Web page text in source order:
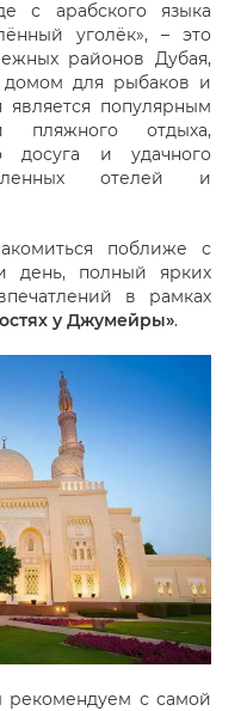
с арабского языка
уголёк», – это
районов Дубая,
домом для рыбаков и
популярным
пляжного отдыха,
досуга и удачного
отелей и
поближе с
день, полный ярких
в рамках
у Джумейры».
рекомендуем с самой